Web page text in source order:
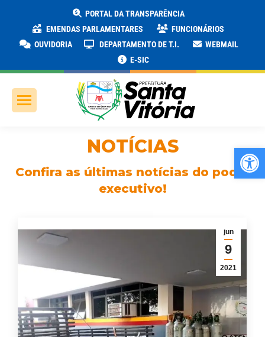
PORTAL DA TRANSPARÊNCIA
EMENDAS PARLAMENTARES
FUNCIONÁRIOS
OUVIDORIA
DEPARTAMENTO DE T.I.
WEBMAIL
E-SIC
NOTÍCIAS
Confira as últimas notícias do poder
executivo!
jun
9
2021